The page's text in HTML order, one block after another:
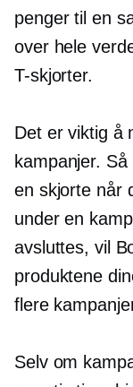
penger til en
over hele
T-skjorter.
Det er viktig å
kampanjer.
en skjorte når
under en
avsluttes, vil
produktene
flere
Selv om